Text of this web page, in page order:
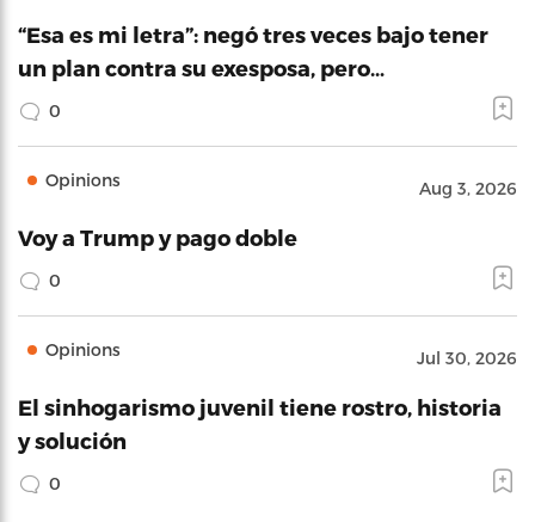
“Esa es mi letra”: negó tres veces bajo tener
un plan contra su exesposa, pero…
0
Opinions Aug 3, 2026
Voy a Trump y pago doble
0
Opinions Jul 30, 2026
El sinhogarismo juvenil tiene rostro, historia
y solución
0